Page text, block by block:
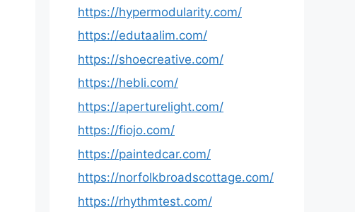
https://hypermodularity.com/
https://edutaalim.com/
https://shoecreative.com/
https://hebli.com/
https://aperturelight.com/
https://fiojo.com/
https://paintedcar.com/
https://norfolkbroadscottage.com/
https://rhythmtest.com/